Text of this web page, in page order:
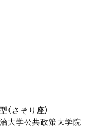
さそり座）
大学公共政策大学院